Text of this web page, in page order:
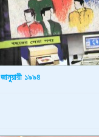
জানুয়ারী ১৯৯৪